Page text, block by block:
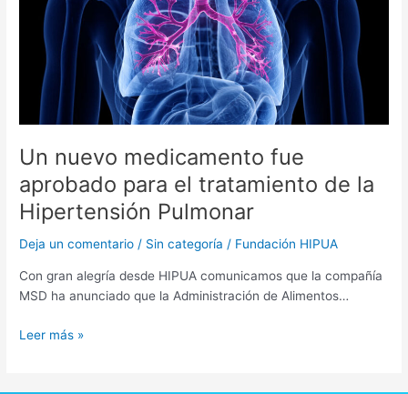
Un nuevo medicamento fue
aprobado para el tratamiento de la
Hipertensión Pulmonar
Deja un comentario / Sin categoría / Fundación HIPUA
Con gran alegría desde HIPUA comunicamos que la compañía
MSD ha anunciado que la Administración de Alimentos…
aprobado
para
tratamiento
Pulmonar
Leer más »